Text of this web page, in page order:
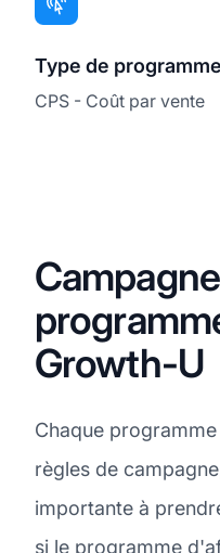
Type de
CPS - Coût par vente
Growth-U
Chaque
règles de
importante à
si le programme